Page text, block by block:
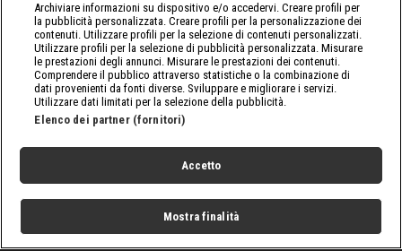
Archiviare informazioni su dispositivo e/o accedervi. Creare profili per
la pubblicità personalizzata. Creare profili per la personalizzazione dei
contenuti. Utilizzare profili per la selezione di contenuti personalizzati.
Utilizzare profili per la selezione di pubblicità personalizzata. Misurare
le prestazioni degli annunci. Misurare le prestazioni dei contenuti.
Comprendere il pubblico attraverso statistiche o la combinazione di
dati provenienti da fonti diverse. Sviluppare e migliorare i servizi.
Utilizzare dati limitati per la selezione della pubblicità.
Elenco dei partner (fornitori)
Accetto
Mostra finalità